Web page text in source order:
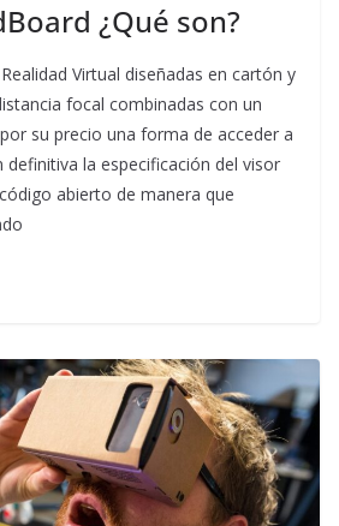
¿Qué son?
Virtual diseñadas en cartón y
focal combinadas con un
su precio una forma de acceder a
definitiva la especificación del visor
abierto de manera que